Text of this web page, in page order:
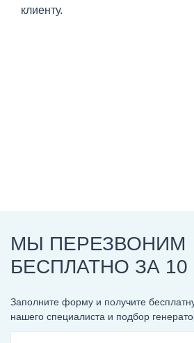
клиенту.
МЫ ПЕРЕЗВОНИМ
БЕСПЛАТНО ЗА 10
Заполните форму и получите
нашего специалиста и подбор